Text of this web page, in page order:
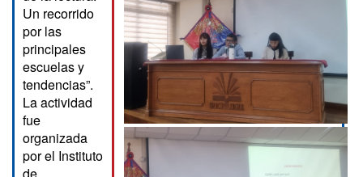
Un recorrido
por las
principales
escuelas y
tendencias”.
La actividad
fue
organizada
por el Instituto